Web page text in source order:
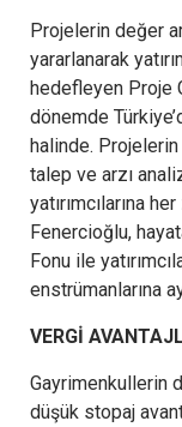
Projelerin değer
yararlanarak
hedefleyen Proje
dönemde
halinde.
talep ve arzı
yatırımcılarına
Fenercioğlu,
Fonu ile
enstrümanlarına
VERGİ
Gayrimenkullerin
düşük stopaj